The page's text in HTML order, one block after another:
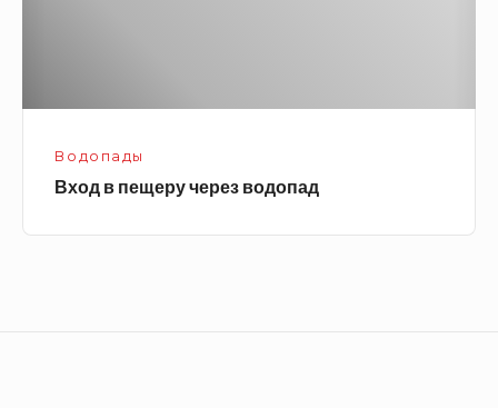
Водопады
Вход в пещеру через водопад